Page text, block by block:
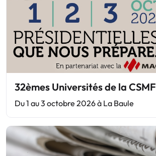
32èmes Universités de la CSMF
Du 1 au 3 octobre 2026 à La Baule